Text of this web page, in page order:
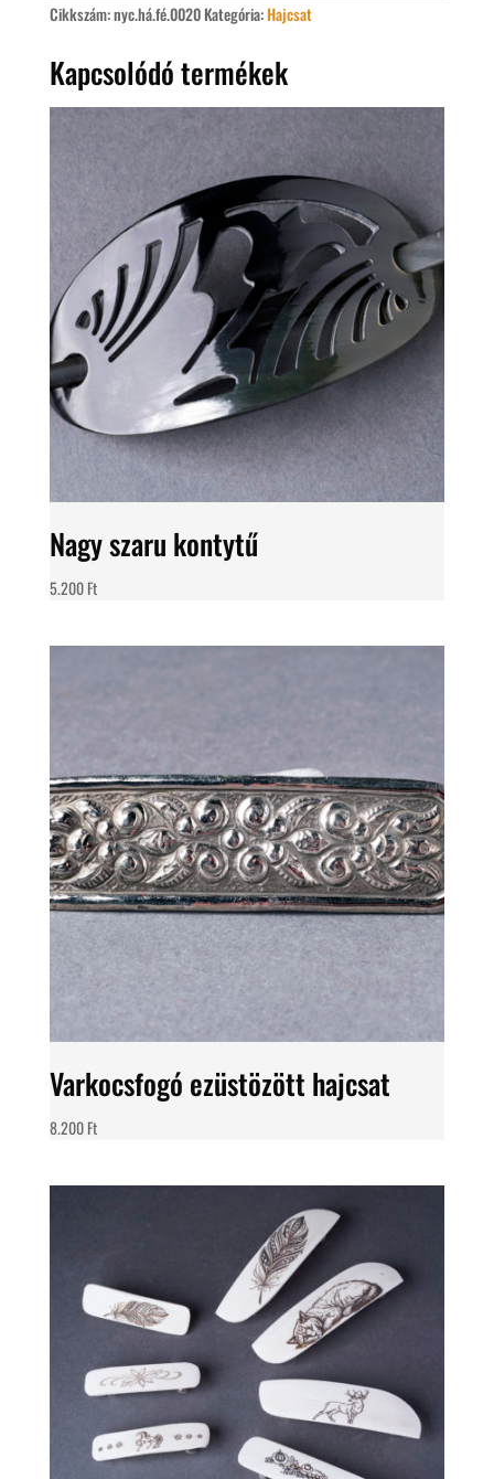
Cikkszám:nyc.há.fé.0020 Kategória:Hajcsat
Kapcsolódó termékek
Nagy szaru kontytű
5.200Ft
Varkocsfogó ezüstözött hajcsat
8.200Ft